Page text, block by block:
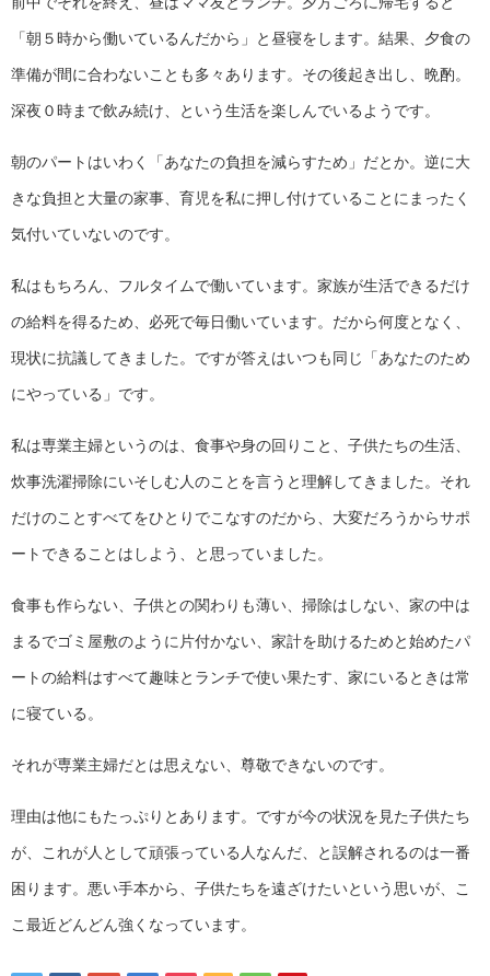
「朝５時から働いているんだから」と昼寝をします。結果、夕食の
準備が間に合わないことも多々あります。その後起き出し、晩酌。
深夜０時まで飲み続け、という生活を楽しんでいるようです。
朝のパートはいわく「あなたの負担を減らすため」だとか。逆に大
きな負担と大量の家事、育児を私に押し付けていることにまったく
気付いていないのです。
私はもちろん、フルタイムで働いています。家族が生活できるだけ
の給料を得るため、必死で毎日働いています。だから何度となく、
現状に抗議してきました。ですが答えはいつも同じ「あなたのため
にやっている」です。
私は専業主婦というのは、食事や身の回りこと、子供たちの生活、
炊事洗濯掃除にいそしむ人のことを言うと理解してきました。それ
だけのことすべてをひとりでこなすのだから、大変だろうからサポ
ートできることはしよう、と思っていました。
食事も作らない、子供との関わりも薄い、掃除はしない、家の中は
まるでゴミ屋敷のように片付かない、家計を助けるためと始めたパ
ートの給料はすべて趣味とランチで使い果たす、家にいるときは常
に寝ている。
それが専業主婦だとは思えない、尊敬できないのです。
理由は他にもたっぷりとあります。ですが今の状況を見た子供たち
が、これが人として頑張っている人なんだ、と誤解されるのは一番
困ります。悪い手本から、子供たちを遠ざけたいという思いが、こ
こ最近どんどん強くなっています。